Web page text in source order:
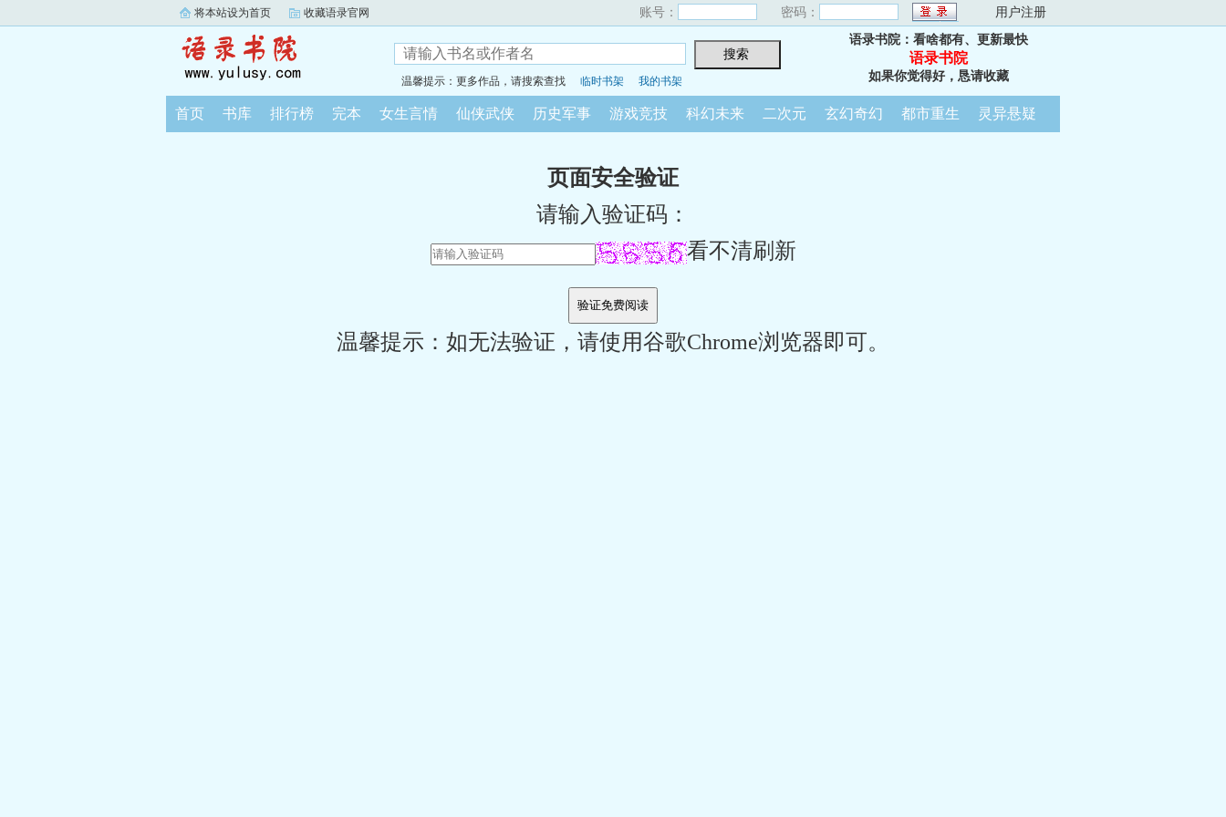
将本站设为首页 收藏语录官网 账号： 密码： 用户注册
温馨提示：更多作品，请搜索查找 临时书架 我的书架
语录书院：看啥都有、更新最快
语录书院
如果你觉得好，恳请收藏
首页 书库 排行榜 完本 女生言情 仙侠武侠 历史军事 游戏竞技 科幻未来 二次元 玄幻奇幻 都市重生 灵异悬疑
页面安全验证
请输入验证码：
看不清刷新
温馨提示：如无法验证，请使用谷歌Chrome浏览器即可。